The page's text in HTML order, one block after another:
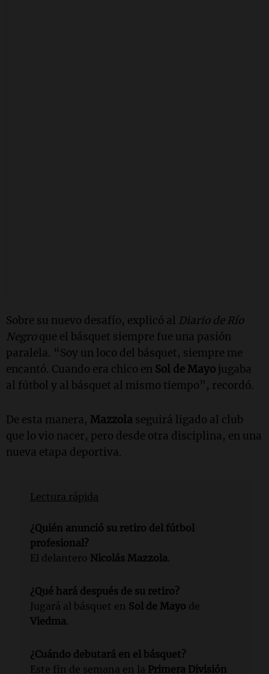
Sobre su nuevo desafío, explicó al Diario de Río
Negroque el básquet siempre fue una pasión
paralela. “Soy un loco del básquet, siempre me
encantó. Cuando era chico en Sol de Mayo jugaba
al fútbol y al básquet al mismo tiempo”, recordó.
De esta manera, Mazzola seguirá ligado al club
que lo vio nacer, pero desde otra disciplina, en una
nueva etapa deportiva.
Lectura rápida
¿Quién anunció su retiro del fútbol
profesional?
El delantero Nicolás Mazzola.
¿Qué hará después de su retiro?
Jugará al básquet en Sol de Mayo de
Viedma.
¿Cuándo debutará en el básquet?
Este fin de semana en la Primera División